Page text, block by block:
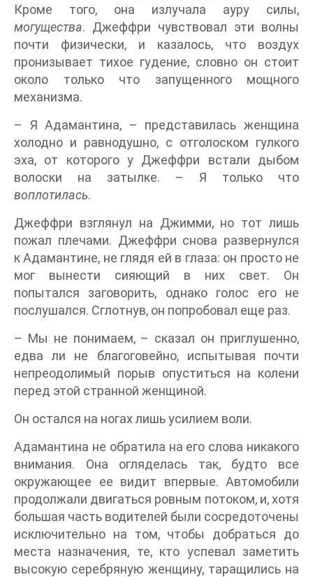
Кроме того, она излучала ауру силы,
могущества. Джеффри чувствовал эти волны
почти физически, и казалось, что воздух
пронизывает тихое гудение, словно он стоит
около только что запущенного мощного
механизма.
– Я Адамантина, – представилась женщина
холодно и равнодушно, с отголоском гулкого
эха, от которого у Джеффри встали дыбом
волоски на затылке. – Я только что
воплотилась.
Джеффри взглянул на Джимми, но тот лишь
пожал плечами. Джеффри снова развернулся
к Адамантине, не глядя ей в глаза: он просто не
мог вынести сияющий в них свет. Он
попытался заговорить, однако голос его не
послушался. Сглотнув, он попробовал еще раз.
– Мы не понимаем, – сказал он приглушенно,
едва ли не благоговейно, испытывая почти
непреодолимый порыв опуститься на колени
перед этой странной женщиной.
Он остался на ногах лишь усилием воли.
Адамантина не обратила на его слова никакого
внимания. Она огляделась так, будто все
окружающее ее видит впервые. Автомобили
продолжали двигаться ровным потоком, и, хотя
большая часть водителей были сосредоточены
исключительно на том, чтобы добраться до
места назначения, те, кто успевал заметить
высокую серебряную женщину, таращились на